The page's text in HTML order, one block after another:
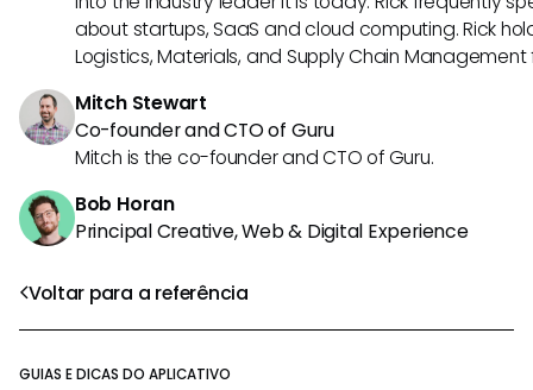
Voltar para a referência
GUIAS E DICAS DO APLICATIVO
about startups, SaaS and cloud computing. Rick
Logistics, Materials, and Supply Chain Management
Mitch Stewart
Co-founder and CTO of Guru
Mitch is the co-founder and CTO of Guru.
Bob Horan
Principal Creative, Web & Digital Experience